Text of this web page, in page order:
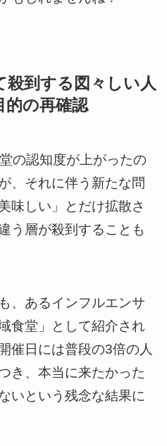
殺到する図々しい人
的の再確認
の認知度が上がったの
、それに伴う新たな問
味しい」とだけ拡散さ
う層が殺到することも
、あるインフルエンサ
食堂」として紹介され
催日には普段の3倍の人
き、本当に来たかった
いという残念な結果に